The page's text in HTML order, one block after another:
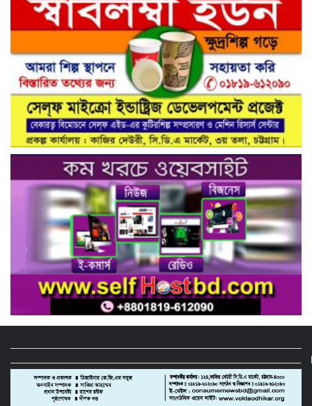
নরসিংদীর শিবপুরের নিরাপদ সড়ক চাই
কমিটির আলোচনা সভা ও আইডি কার্ড
বিতরণ।
নিরাপদ সড়ক গড়তে কাঁধে কাঁধ মিলিয়ে কাজ
করার প্রত্যয়: নিসচা পলাশ উপজেলা শাখার
আইডি কার্ড বিতরণ ও পরিচিতি সভা সম্পন্ন**
নাগরিক সেবা প্রদানে মাধবদী পৌরসভার
যুগান্তকারী সাফল্য স্বস্তিতে পৌরবাসী
গাজীপুরের কালিয়াকৈরে ভেজাল সন্দেশ
কারখানায় ভোক্তা অধিদপ্তরের অভিযান,
শাস্তিবিহী ৭৫ হাজার টাকা জরিমানা
বিষয়: সিআরবি’র নরসিংদী জেলা শাখার
উদ্যোগে মাসিক বাজার পর্যবেক্ষণ কার্যক্রম
সম্পন্ন
টেস্ট বন্ধ ও পরীক্ষার মাঠে সিসিটিভি স্থাপনের
নরসিংদীতে বিশ্ব মেট্রোলজি দিবস পালিত